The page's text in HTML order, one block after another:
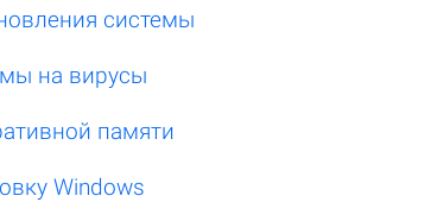
системы
на вирусы
памяти
Windows